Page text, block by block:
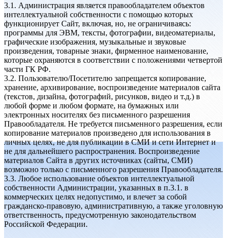
3.1. Администрация является правообладателем объектов
интеллектуальной собственности с помощью которых
функционирует Сайт, включая, но, не ограничиваясь:
программы для ЭВМ, тексты, фотографии, видеоматериалы,
графические изображения, музыкальные и звуковые
произведения, товарные знаки, фирменное наименование,
которые охраняются в соответствии с положениями четвертой
части ГК РФ.
3.2. Пользователю/Посетителю запрещается копирование,
хранение, архивирование, воспроизведение материалов сайта
(текстов, дизайна, фотографий, рисунков, видео и т.д.) в
любой форме и любом формате, на бумажных или
электронных носителях без письменного разрешения
Правообладателя. Не требуется письменного разрешения, если
копирование материалов произведено для использования в
личных целях, не для публикации в СМИ и сети Интернет и
не для дальнейшего распространения. Воспроизведение
материалов Сайта в других источниках (сайты, СМИ)
возможно только с письменного разрешения Правообладателя.
3.3. Любое использование объектов интеллектуальной
собственности Администрации, указанных в п.3.1. в
коммерческих целях недопустимо, и влечет за собой
гражданско-правовую, административную, а также уголовную
ответственность, предусмотренную законодательством
Российской Федерации.